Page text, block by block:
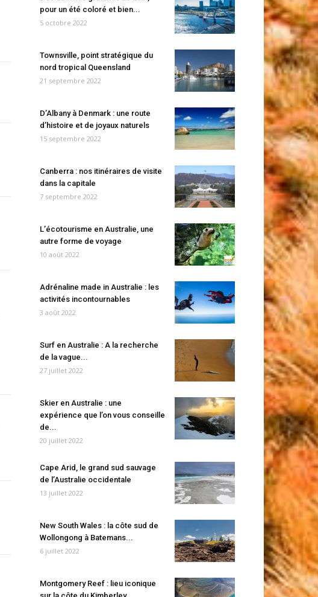
pour un été coloré et bien...
5 octobre 2022
Townsville, point stratégique du
nord tropical Queensland
21 septembre 2022
D’Albany à Denmark : une route
d’histoire et de joyaux naturels
15 septembre 2022
Canberra : nos itinéraires de visite
dans la capitale
7 septembre 2022
L’écotourisme en Australie, une
autre forme de voyage
10 août 2022
Adrénaline made in Australie : les
activités incontournables
3 août 2022
Surf en Australie : A la recherche
de la vague...
27 juillet 2022
Skier en Australie : une
expérience que l’on vous conseille
de...
20 juillet 2022
Cape Arid, le grand sud sauvage
de l’Australie occidentale
13 juillet 2022
New South Wales : la côte sud de
Wollongong à Batemans...
6 juillet 2022
Montgomery Reef : lieu iconique